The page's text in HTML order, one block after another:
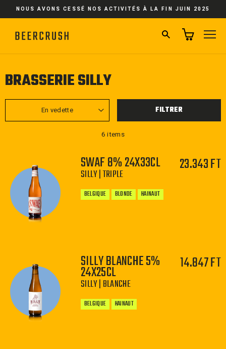
PasserNOUS AVONS CESSÉ NOS ACTIVITÉS À LA FIN JUIN 2025
RECHERCHER
BRASSERIE SILLY
FILTRER
6 items
SWAF 8% 24X33CL
SILLY | TRIPLE
23.343 FT
BELGIQUE BLONDE HAINAUT
+
SILLY BLANCHE 5%
24X25CL
SILLY | BLANCHE
14.847 FT
BELGIQUE HAINAUT